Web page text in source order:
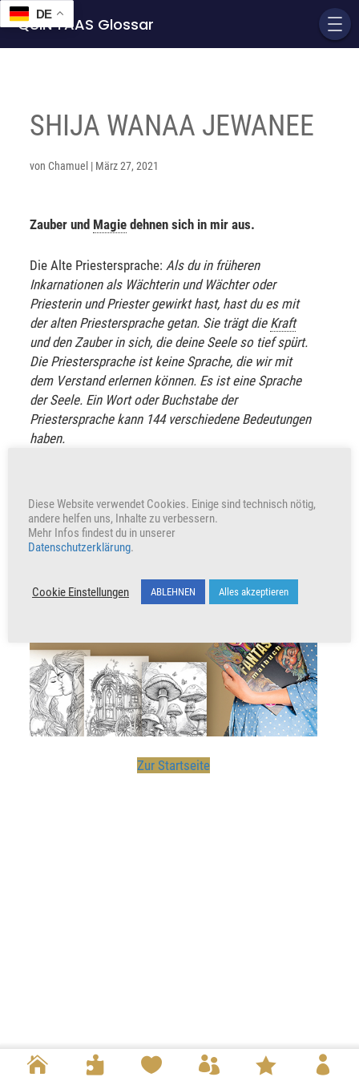
QUIN'TAAS Glossar
SHIJA WANAA JEWANEE
vonChamuel | März 27, 2021
Zauber und Magie dehnen sich in mir aus.
Die Alte Priestersprache:Als du in früheren
Inkarnationen als Wächterin und Wächter oder
Priesterin und Priester gewirkt hast, hast du es mit
der alten Priestersprache getan. Sie trägt die Kraft
und den Zauber in sich, die deine Seele so tief spürt.
Die Priestersprache ist keine Sprache, die wir mit
dem Verstand erlernen können. Es ist eine Sprache
der Seele. Ein Wort oder Buchstabe der
Priestersprache kann 144 verschiedene Bedeutungen
haben.
Unterstütze unser Wirken indem du den Beitrag teilst
Zur Startseite
Diese Website verwendet Cookies. Einige sind technisch nötig,
andere helfen uns, Inhalte zu verbessern.
Mehr Infos findest du in unserer
Datenschutzerklärung.
Cookie Einstellungen ABLEHNEN Alles akzeptieren
DE